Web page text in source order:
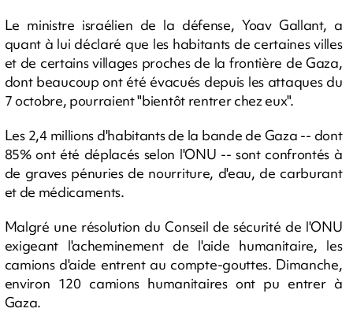
Le ministre israélien de la défense, Yoav Gallant, a
quant à lui déclaré que les habitants de certaines villes
et de certains villages proches de la frontière de Gaza,
dont beaucoup ont été évacués depuis les attaques du
7 octobre, pourraient "bientôt rentrer chez eux".
Les 2,4 millions d'habitants de la bande de Gaza -- dont
85% ont été déplacés selon l'ONU -- sont confrontés à
de graves pénuries de nourriture, d'eau, de carburant
et de médicaments.
Malgré une résolution du Conseil de sécurité de l'ONU
exigeant l'acheminement de l'aide humanitaire, les
camions d'aide entrent au compte-gouttes. Dimanche,
environ 120 camions humanitaires ont pu entrer à
Gaza.